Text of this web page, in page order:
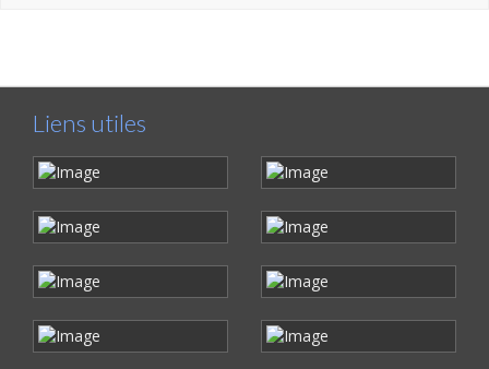
Liens utiles